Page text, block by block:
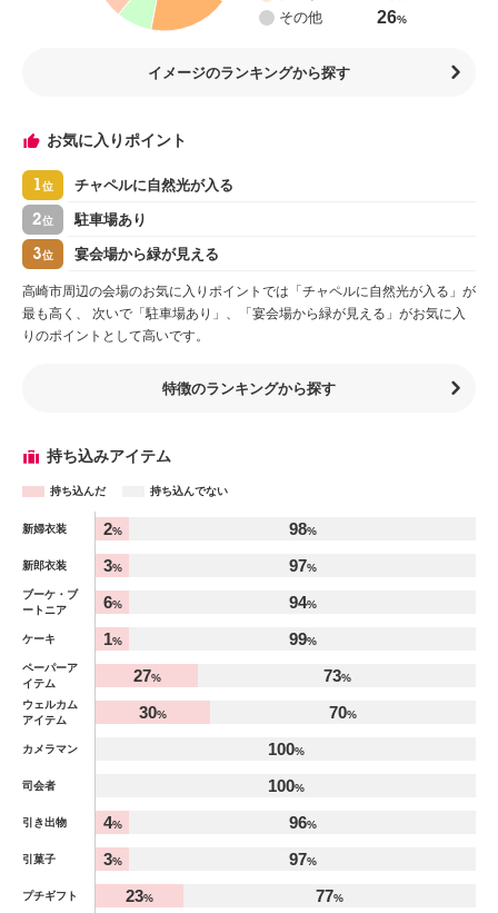
その他 26%
イメージのランキングから探す
お気に入りポイント
1位 チャペルに自然光が入る
2位 駐車場あり
3位 宴会場から緑が見える
高崎市周辺の会場のお気に入りポイントでは「チャペルに自然光が入る」が
最も高く、 次いで「駐車場あり」、「宴会場から緑が見える」がお気に入
りのポイントとして高いです。
特徴のランキングから探す
持ち込みアイテム
持ち込んだ 持ち込んでない
アイテム
%
新婦衣装 2% 98%
新郎衣装 3% 97%
ブーケ・ブ
ートニア
6% 94%
ケーキ 1% 99%
ペーパーア
イテム
27% 73%
ウェルカム
アイテム
30% 70%
カメラマン 100%
司会者 100%
引き出物 4% 96%
引菓子 3% 97%
プチギフト 23% 77%